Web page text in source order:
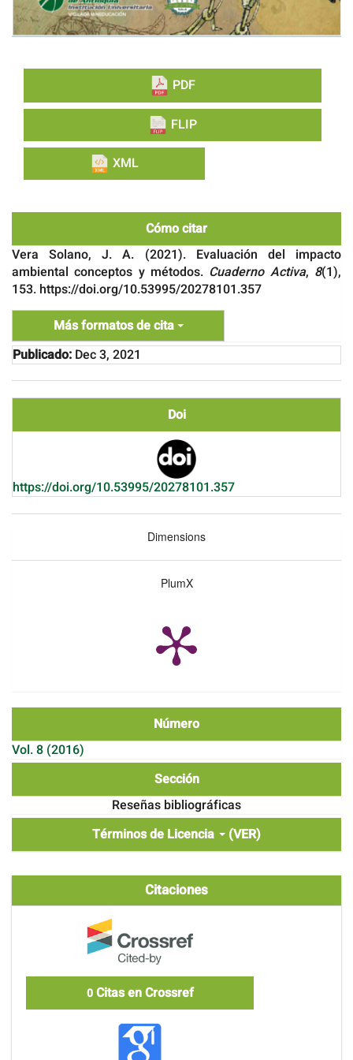
PDF
FLIP
XML
Cómo citar
Vera Solano, J. A. (2021). Evaluación del impacto
ambiental conceptos y métodos. Cuaderno Activa, 8(1),
153. https://doi.org/10.53995/20278101.357
Más formatos de cita
Publicado: Dec 3, 2021
Doi
https://doi.org/10.53995/20278101.357
Dimensions
PlumX
Número
Vol. 8 (2016)
Sección
Reseñas bibliográficas
Términos de Licencia
(VER)
Citaciones
0Citas en Crossref